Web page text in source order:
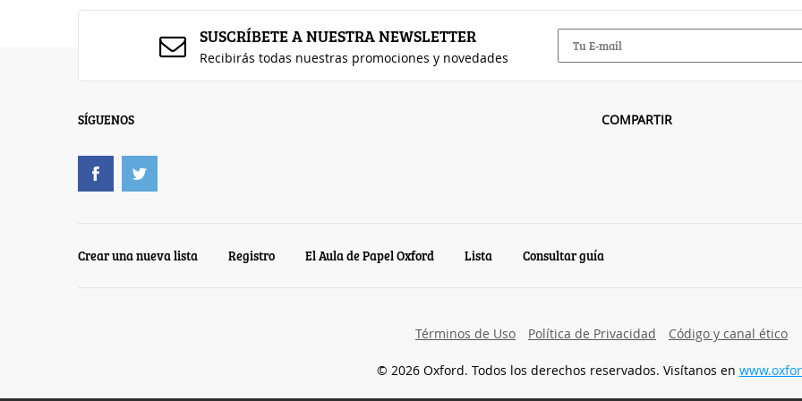
SUSCRÍBETE A NUESTRA NEWSLETTER
Recibirás todas nuestras promociones y novedades
SÍGUENOS COMPARTIR
Crear una nueva lista Registro El Aula de Papel Oxford Lista Consultar guía
Términos de Uso Política de Privacidad Código y canal ético
© 2026 Oxford. Todos los derechos reservados. Visítanos en